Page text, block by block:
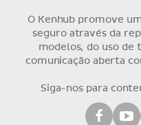
O Kenhub promove
seguro através da
modelos, do uso de
comunicação aberta
Siga-nos para